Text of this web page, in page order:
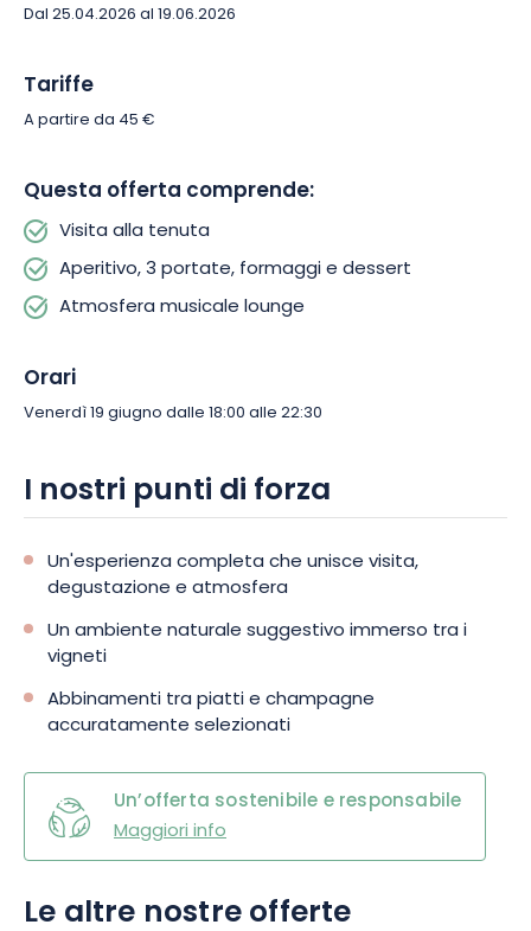
Dal 25.04.2026 al 19.06.2026
Tariffe
A partire da 45 €
Questa offerta comprende:
Visita alla tenuta
Aperitivo, 3 portate, formaggi e dessert
Atmosfera musicale lounge
Orari
Venerdì 19 giugno dalle 18:00 alle 22:30
I nostri punti di forza
Un'esperienza completa che unisce visita,
degustazione e atmosfera
Un ambiente naturale suggestivo immerso tra i
vigneti
Abbinamenti tra piatti e champagne
accuratamente selezionati
Un’offerta sostenibile e responsabile
Maggiori info
Le altre nostre offerte